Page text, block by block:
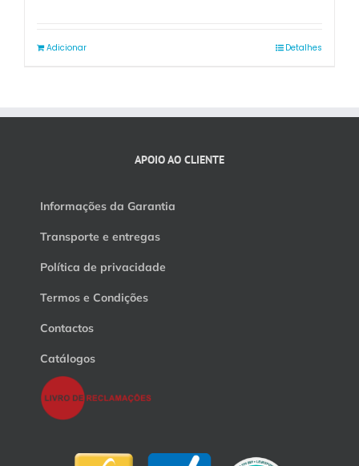
Adicionar Detalhes
APOIO AO CLIENTE
Informações da Garantia
Transporte e entregas
Política de privacidade
Termos e Condições
Contactos
Catálogos